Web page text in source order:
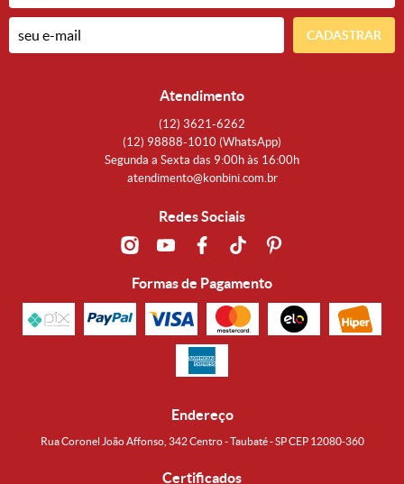
CADASTRAR
Atendimento
(12) 3621-6262
(12) 98888-1010 (WhatsApp)
Segunda a Sexta das 9:00h às 16:00h
atendimento@konbini.com.br
Redes Sociais
Formas de Pagamento
Endereço
Rua Coronel João Affonso, 342 Centro - Taubaté - SP CEP 12080-360
Certificados